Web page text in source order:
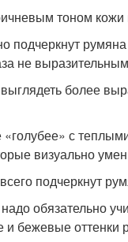
тоном кожи
подчеркнут
не
более
с
визуально
подчеркнут
обязательно
и бежевые